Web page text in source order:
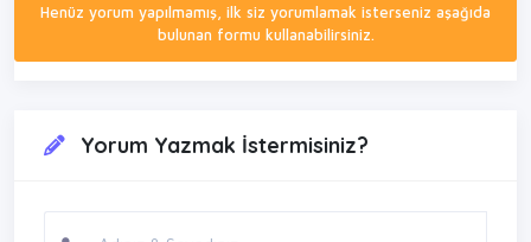
Henüz yorum yapılmamış, ilk siz yorumlamak isterseniz aşağıda
bulunan formu kullanabilirsiniz.
Yorum Yazmak İstermisiniz?